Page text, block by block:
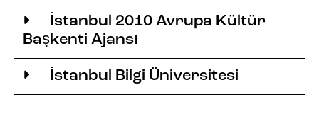
İstanbul 2010 Avrupa Kültür
Başkenti Ajansı
İstanbul Bilgi Üniversitesi